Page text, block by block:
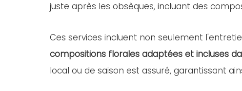
juste après les obsèques, incluant des
Ces services incluent non seulement
compositions florales adaptées et incluses
local ou de saison est assuré, garantissant